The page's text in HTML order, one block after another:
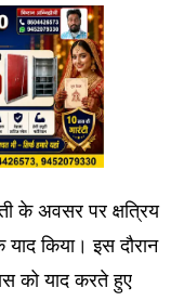
के अवसर पर क्षत्रिय
याद किया। इस दौरान
को याद करते हुए